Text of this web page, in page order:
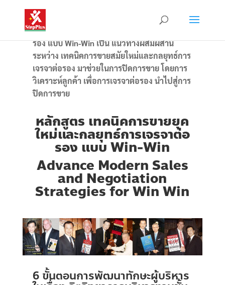
เทคนิคการขายยุคใหม่และกลยุทธ์การเจรจาต่อ
รองแบบ Win-Win​ เป็นแนวทางผสมผสาน
ระหว่าง เทคนิคการขายสมัยใหม่และกลยุทธ์การ
เจรจาต่อรอง มาช่วยในการปิดการขาย โดยการ
วิเคราะห์ลูกค้า เพื่อการเจรจาต่อรอง นำไปสู่การ
ปิดการขาย
หลักสูตร เทคนิคการขายยุค
ใหม่และกลยุทธ์การเจรจาต่อ
รอง แบบ Win-Win​
Advance Modern Sales
and Negotiation
Strategiesfor Win Win
6 ขั้นตอนการพัฒนาทักษะผู้บริหาร